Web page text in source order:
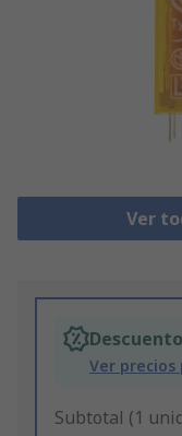
Ver
Ver
Subtotal (1